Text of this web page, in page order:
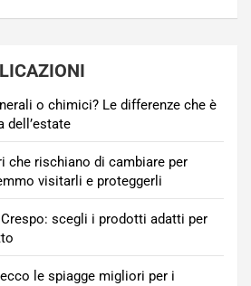
o chimici? Le differenze che è
dell’estate
che rischiano di cambiare per
visitarli e proteggerli
scegli i prodotti adatti per
le spiagge migliori per i